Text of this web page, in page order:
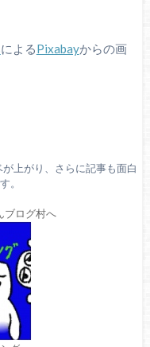
によるPixabayからの画
上がり、さらに記事も面白
。